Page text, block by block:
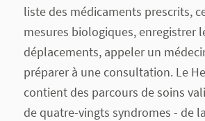
liste des médicaments prescrits,
mesures biologiques, enregistrer
déplacements, appeler un
préparer à une consultation. Le
contient des parcours de soins
de quatre-vingts syndromes - de